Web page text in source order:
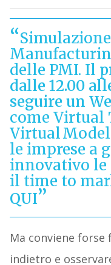
delle PMI. Il
dalle 12.00
seguire un
come Virtual
Virtual
le imprese a
innovativo le
il time to
QUI
Ma conviene forse
indietro e